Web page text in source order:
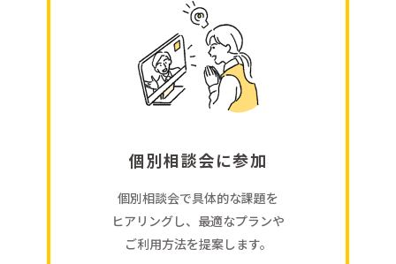
個別相談会に参加
個別相談会で具体的な課題を
ヒアリングし、最適なプランや
ご利用方法を提案します。